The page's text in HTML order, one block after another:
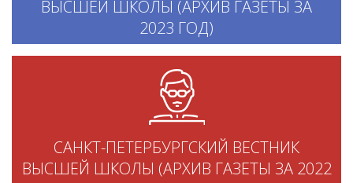
ВЫСШЕЙ ШКОЛЫ (АРХИВ ГАЗЕТЫ ЗА
2023 ГОД)
САНКТ-ПЕТЕРБУРГСКИЙ ВЕСТНИК
ВЫСШЕЙ ШКОЛЫ (АРХИВ ГАЗЕТЫ ЗА 2022